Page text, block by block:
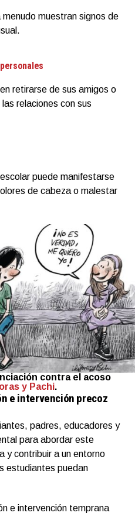
muestran signos de
retirarse de sus amigos o
relaciones con sus
puede manifestarse
de cabeza o malestar
contra el acoso
y Pachi.
e intervención precoz
padres, educadores y
para abordar este
y contribuir a un entorno
estudiantes puedan
e intervención temprana